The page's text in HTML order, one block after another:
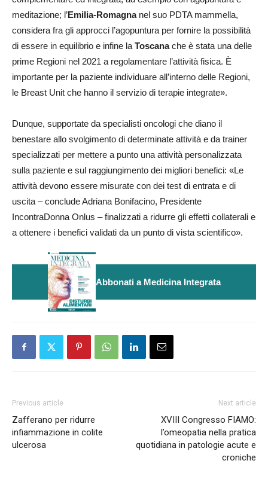
meditazione; l’Emilia-Romagnanel suo PDTA mammella,
considera fra gli approcci l’agopuntura per fornire la possibilità
di essere in equilibrio e infine la Toscanache è stata una delle
prime Regioni nel 2021 a regolamentare l’attività fisica. È
importante per la paziente individuare all’interno delle Regioni,
le Breast Unit che hanno il servizio di terapie integrate».
Dunque, supportate da specialisti oncologi che diano il
benestare allo svolgimento di determinate attività e da trainer
specializzati per mettere a punto una attività personalizzata
sulla paziente e sul raggiungimento dei migliori benefici: «Le
attività devono essere misurate con dei test di entrata e di
uscita – conclude Adriana Bonifacino, Presidente
IncontraDonna Onlus – finalizzati a ridurre gli effetti collaterali e
a ottenere i benefici validati da un punto di vista scientifico».
Abbonati a Medicina Integrata
Previous article
Zafferano per ridurre
infiammazione in colite
ulcerosa
Next article
XVIII Congresso FIAMO:
l’omeopatia nella pratica
quotidiana in patologie acute e
croniche